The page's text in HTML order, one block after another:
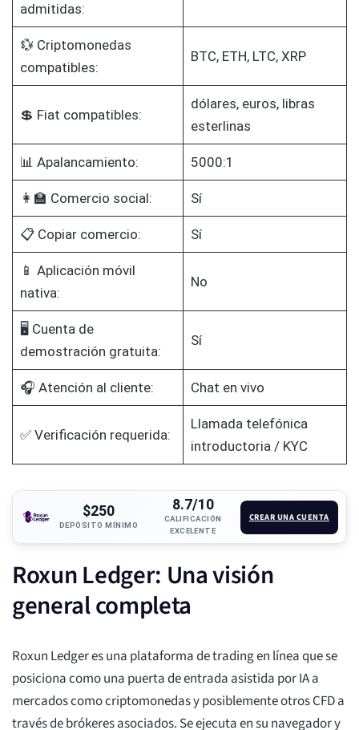
admitidas:
💱 Criptomonedas
compatibles:
BTC, ETH, LTC, XRP
💲 Fiat compatibles:
dólares, euros, libras
esterlinas
📊 Apalancamiento: 5000:1
👩‍🏫 Comercio social: Sí
📋 Copiar comercio: Sí
📱 Aplicación móvil
nativa:
No
🖥️ Cuenta de
demostración gratuita:
Sí
🎧 Atención al cliente: Chat en vivo
✅ Verificación requerida:
Llamada telefónica
introductoria / KYC
$250
DEPÓSITO MÍNIMO
8.7/10
CALIFICACIÓN
EXCELENTE
CREAR UNA CUENTA
Roxun Ledger: Una visión
general completa
Roxun Ledger es una plataforma de trading en línea que se
posiciona como una puerta de entrada asistida por IA a
mercados como criptomonedas y posiblemente otros CFD a
través de brókeres asociados. Se ejecuta en su navegador y